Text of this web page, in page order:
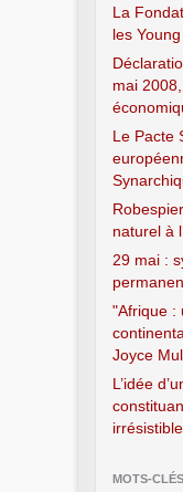
La
les
mai
Le Pacte
naturel à
29 mai :
"Afrique :
Joyce
L’idée
MOTS-